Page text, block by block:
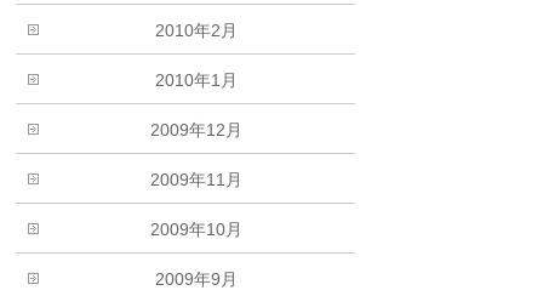
2010年2月
2010年1月
2009年12月
2009年11月
2009年10月
2009年9月